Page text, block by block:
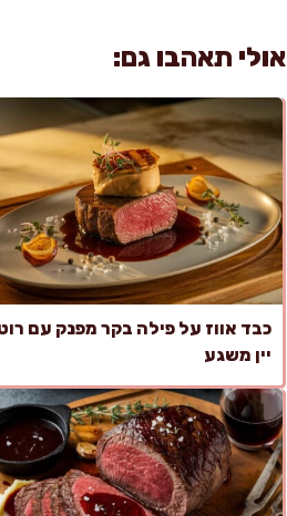
אולי תאהבו גם:
כבד אווז על פילה בקר מפנק עם
יין משגע